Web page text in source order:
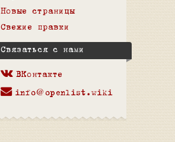
Новые страницы
Свежие правки
Связаться с нами
ВКонтакте
info@openlist.wiki